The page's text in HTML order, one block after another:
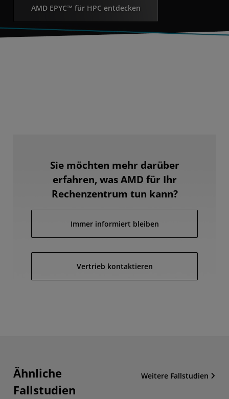
AMD EPYC™ für HPC entdecken
Sie möchten mehr darüber
erfahren, was AMD für Ihr
Rechenzentrum tun kann?
Immer informiert bleiben
Vertrieb kontaktieren
Ähnliche
Fallstudien
Weitere Fallstudien